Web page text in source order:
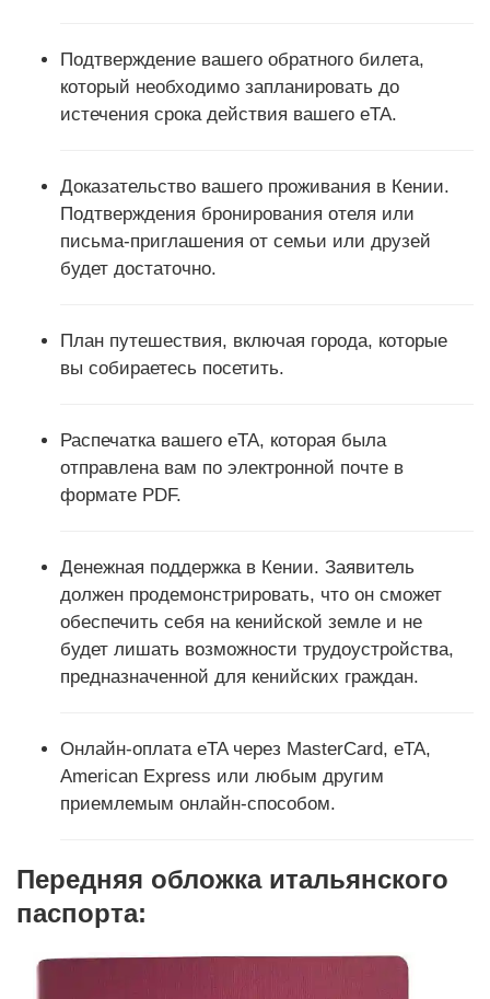
Подтверждение вашего обратного билета,
который необходимо запланировать до
истечения срока действия вашего eTA.
Доказательство вашего проживания в Кении.
Подтверждения бронирования отеля или
письма-приглашения от семьи или друзей
будет достаточно.
План путешествия, включая города, которые
вы собираетесь посетить.
Распечатка вашего eTA, которая была
отправлена ​​вам по электронной почте в
формате PDF.
Денежная поддержка в Кении. Заявитель
должен продемонстрировать, что он сможет
обеспечить себя на кенийской земле и не
будет лишать возможности трудоустройства,
предназначенной для кенийских граждан.
Онлайн-оплата eTA через MasterCard, eTA,
American Express или любым другим
приемлемым онлайн-способом.
Передняя обложка итальянского
паспорта: